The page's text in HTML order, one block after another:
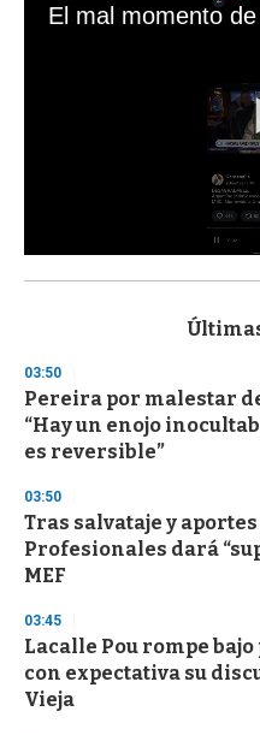
s
d
s
o
3
s
e
c
o
n
03:50
Pereira por malestar
“Hay un enojo
es reversible”
03:50
Tras salvataje y aportes
Profesionales dará
MEF
03:45
Lacalle Pou rompe
con expectativa su
Vieja